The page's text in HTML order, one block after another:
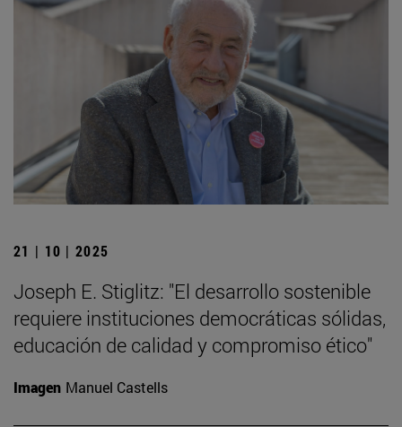
21 | 10 | 2025
Joseph E. Stiglitz: "El desarrollo sostenible
requiere instituciones democráticas sólidas,
educación de calidad y compromiso ético"
Imagen Manuel Castells